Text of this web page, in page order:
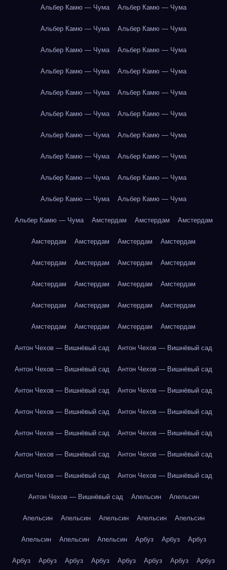
Альбер Камю — Чума Альбер Камю — Чума
Альбер Камю — Чума Альбер Камю — Чума
Альбер Камю — Чума Альбер Камю — Чума
Альбер Камю — Чума Альбер Камю — Чума
Альбер Камю — Чума Альбер Камю — Чума
Альбер Камю — Чума Альбер Камю — Чума
Альбер Камю — Чума Альбер Камю — Чума
Альбер Камю — Чума Альбер Камю — Чума
Альбер Камю — Чума Альбер Камю — Чума
Альбер Камю — Чума Альбер Камю — Чума
Альбер Камю — Чума Амстердам Амстердам Амстердам
Амстердам Амстердам Амстердам Амстердам
Амстердам Амстердам Амстердам Амстердам
Амстердам Амстердам Амстердам Амстердам
Амстердам Амстердам Амстердам Амстердам
Амстердам Амстердам Амстердам Амстердам
Антон Чехов — Вишнёвый сад Антон Чехов — Вишнёвый сад
Антон Чехов — Вишнёвый сад Антон Чехов — Вишнёвый сад
Антон Чехов — Вишнёвый сад Антон Чехов — Вишнёвый сад
Антон Чехов — Вишнёвый сад Антон Чехов — Вишнёвый сад
Антон Чехов — Вишнёвый сад Антон Чехов — Вишнёвый сад
Антон Чехов — Вишнёвый сад Антон Чехов — Вишнёвый сад
Антон Чехов — Вишнёвый сад Антон Чехов — Вишнёвый сад
Антон Чехов — Вишнёвый сад Апельсин Апельсин
Апельсин Апельсин Апельсин Апельсин Апельсин
Апельсин Апельсин Апельсин Арбуз Арбуз Арбуз
Арбуз Арбуз Арбуз Арбуз Арбуз Арбуз Арбуз Арбуз